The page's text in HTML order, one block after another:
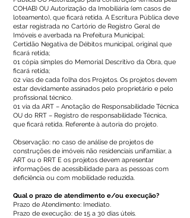
COHAB) OU Autorização da Imobiliária (em casos de
loteamento), que ficará retida. A Escritura Pública deve
estar registrada no Cartório de Registro Geral de
Imóveis e averbada na Prefeitura Municipal;
Certidão Negativa de Débitos municipal, original que
ficará retida;
01 cópia simples do Memorial Descritivo da Obra, que
ficará retida;
02 vias de cada folha dos Projetos. Os projetos devem
estar devidamente assinados pelo proprietário e pelo
profissional técnico.
01 via da ART – Anotação de Responsabilidade Técnica
OU do RRT – Registro de responsabilidade Técnica,
que ficará retida. Referente à autoria do projeto.
Observação: no caso de análise de projetos de
construções de imóveis não residenciais unifamiliar, a
ART ou o RRT E os projetos devem apresentar
informações de acessibilidade para as pessoas com
deficiência ou com mobilidade reduzida.
Qual o prazo de atendimento e/ou execução?
Prazo de Atendimento: Imediato.
Prazo de execução: de 15 a 30 dias úteis.